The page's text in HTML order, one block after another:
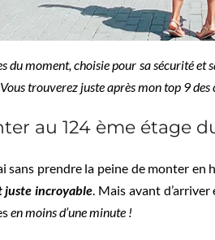
du moment, choisie pour sa sécurité et
trouverez juste après mon top 9
au 124 ème étage
sans prendre la peine de monter en
juste incroyable. Mais avant
en moins d’une minute !